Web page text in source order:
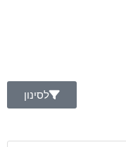
לסינון